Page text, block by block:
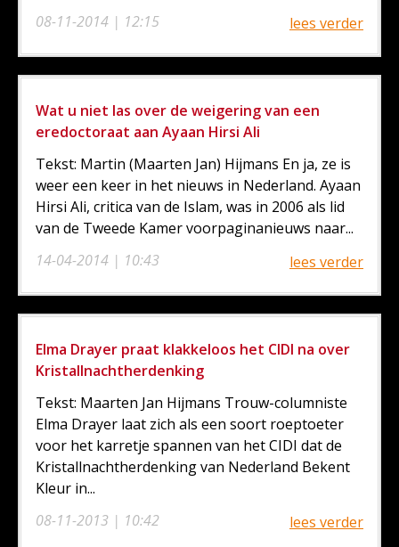
08-11-2014 | 12:15
lees verder
Wat u niet las over de weigering van een
eredoctoraat aan Ayaan Hirsi Ali
14-04-2014 | 10:43
Tekst: Martin (Maarten Jan) Hijmans En ja, ze is
weer een keer in het nieuws in Nederland. Ayaan
Hirsi Ali, critica van de Islam, was in 2006 als lid
van de Tweede Kamer voorpaginanieuws naar...
lees verder
Elma Drayer praat klakkeloos het CIDI na over
Kristallnachtherdenking
08-11-2013 | 10:42
Tekst: Maarten Jan Hijmans Trouw-columniste
Elma Drayer laat zich als een soort roeptoeter
voor het karretje spannen van het CIDI dat de
Kristallnachtherdenking van Nederland Bekent
Kleur in...
lees verder